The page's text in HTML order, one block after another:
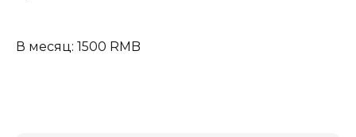
В месяц: 1500 RMB